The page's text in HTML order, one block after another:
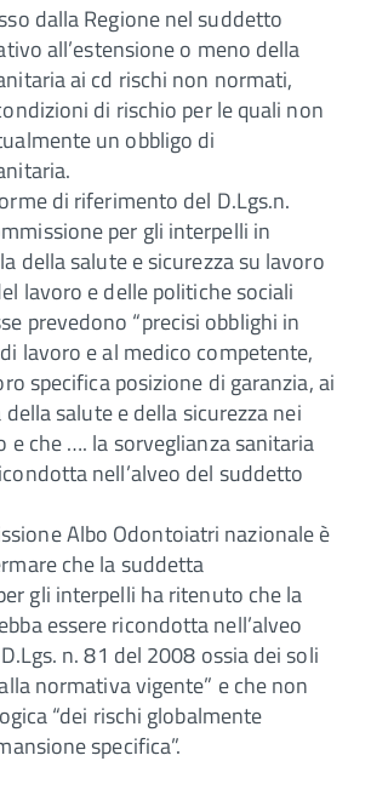
dalla Regione nel suddetto
all’estensione o meno della
ai cd rischi non normati,
di rischio per le quali non
un obbligo di
di riferimento del D.Lgs.n.
per gli interpelli in
della salute e sicurezza su lavoro
lavoro e delle politiche sociali
prevedono “precisi obblighi in
lavoro e al medico competente,
specifica posizione di garanzia, ai
salute e della sicurezza nei
e che …. la sorveglianza sanitaria
nell’alveo del suddetto
Albo Odontoiatri nazionale è
che la suddetta
gli interpelli ha ritenuto che la
essere ricondotta nell’alveo
n. 81 del 2008 ossia dei soli
normativa vigente” e che non
“dei rischi globalmente
specifica”.